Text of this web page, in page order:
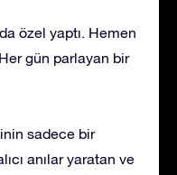
özel yaptı. Hemen
gün parlayan bir
sadece bir
anılar yaratan ve